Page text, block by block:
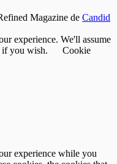
Magazine de Candid
experience. We'll assume
if you wish.
Cookie
experience while you